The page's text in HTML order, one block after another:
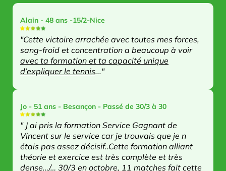
Alain - 48 ans -15/2-Nice
"Cette victoire arrachée avec toutes mes forces,
sang-froid et concentration a beaucoup à voir
avec ta formation et ta capacité unique
d’expliquer le tennis..."
Jo - 51 ans - Besançon - Passé de 30/3 à 30
" J ai pris la formation Service Gagnant de
Vincent sur le service car je trouvais que je n
étais pas assez décisif..Cette formation alliant
théorie et exercice est très complète et très
dense…/… 30/3 en octobre, 11 matches fait cette